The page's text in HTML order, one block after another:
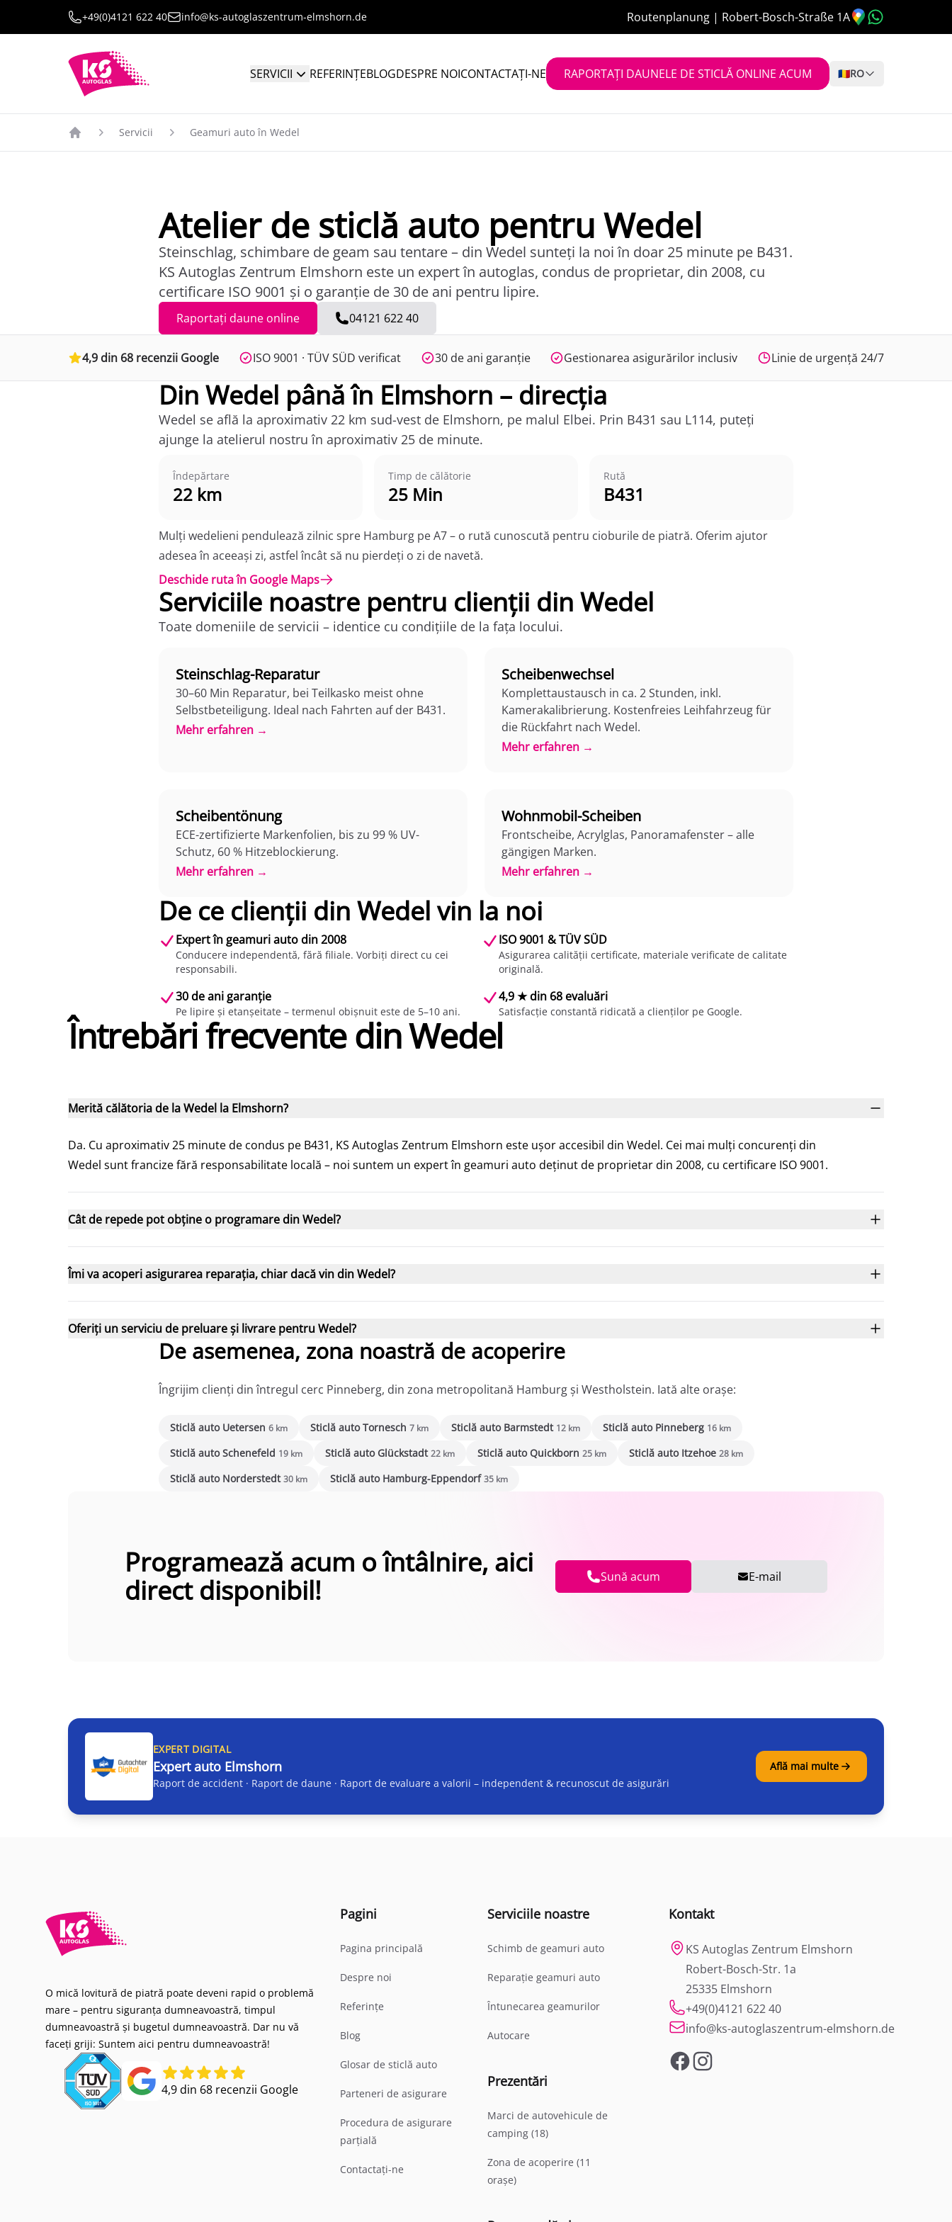
+49(0)4121 622 40 info@ks-autoglaszentrum-elmshorn.de Routenplanung | Robert-Bosch-Straße 1A
SERVICII REFERINȚEBLOGDESPRE NOICONTACTAȚI-NE RAPORTAȚI DAUNELE DE STICLĂ ONLINE ACUM 🇷🇴RO
Servicii Geamuri auto în Wedel
Atelier de sticlă auto pentru Wedel
Steinschlag, schimbare de geam sau tentare – din Wedel sunteți la noi în doar 25 minute pe B431.
KS Autoglas Zentrum Elmshorn este un expert în autoglas, condus de proprietar, din 2008, cu
certificare ISO 9001 și o garanție de 30 de ani pentru lipire.
Raportați daune online 04121 622 40
4,9 din 68 recenzii Google ISO 9001 · TÜV SÜD verificat 30 de ani garanție Gestionarea asigurărilor inclusiv Linie de urgență 24/7
Din Wedel până în Elmshorn – direcția
Wedel se află la aproximativ 22 km sud-vest de Elmshorn, pe malul Elbei. Prin B431 sau L114, puteți
ajunge la atelierul nostru în aproximativ 25 de minute.
Îndepărtare
22 km
Timp de călătorie
25 Min
Rută
B431
Mulți wedelieni pendulează zilnic spre Hamburg pe A7 – o rută cunoscută pentru cioburile de piatră. Oferim ajutor
adesea în aceeași zi, astfel încât să nu pierdeți o zi de navetă.
Deschide ruta în Google Maps
Serviciile noastre pentru clienții din Wedel
Toate domeniile de servicii – identice cu condițiile de la fața locului.
Steinschlag-Reparatur
30–60 Min Reparatur, bei Teilkasko meist ohne
Selbstbeteiligung. Ideal nach Fahrten auf der B431.
Mehr erfahren →
Scheibenwechsel
Komplettaustausch in ca. 2 Stunden, inkl.
Kamerakalibrierung. Kostenfreies Leihfahrzeug für
die Rückfahrt nach Wedel.
Mehr erfahren →
Scheibentönung
ECE-zertifizierte Markenfolien, bis zu 99 % UV-
Schutz, 60 % Hitzeblockierung.
Mehr erfahren →
Wohnmobil-Scheiben
Frontscheibe, Acrylglas, Panoramafenster – alle
gängigen Marken.
Mehr erfahren →
De ce clienții din Wedel vin la noi
Expert în geamuri auto din 2008
Conducere independentă, fără filiale. Vorbiți direct cu cei
responsabili.
ISO 9001 & TÜV SÜD
Asigurarea calității certificate, materiale verificate de calitate
originală.
30 de ani garanție
Pe lipire și etanșeitate – termenul obișnuit este de 5–10 ani.
4,9 ★ din 68 evaluări
Satisfacție constantă ridicată a clienților pe Google.
Întrebări frecvente din Wedel
Merită călătoria de la Wedel la Elmshorn?
Da. Cu aproximativ 25 minute de condus pe B431, KS Autoglas Zentrum Elmshorn este ușor accesibil din Wedel. Cei mai mulți concurenți din
Wedel sunt francize fără responsabilitate locală – noi suntem un expert în geamuri auto deținut de proprietar din 2008, cu certificare ISO 9001.
Cât de repede pot obține o programare din Wedel?
Îmi va acoperi asigurarea reparația, chiar dacă vin din Wedel?
Oferiți un serviciu de preluare și livrare pentru Wedel?
De asemenea, zona noastră de acoperire
Îngrijim clienți din întregul cerc Pinneberg, din zona metropolitană Hamburg și Westholstein. Iată alte orașe:
Sticlă auto Uetersen 6 km Sticlă auto Tornesch 7 km Sticlă auto Barmstedt 12 km Sticlă auto Pinneberg 16 km
Sticlă auto Schenefeld 19 km Sticlă auto Glückstadt22 km Sticlă auto Quickborn 25 km Sticlă auto Itzehoe 28 km
Sticlă auto Norderstedt30 km Sticlă auto Hamburg-Eppendorf35 km
Programează acum o întâlnire, aici
direct disponibil!
Sună acum E-mail
EXPERT DIGITAL
Expert auto Elmshorn
Raport de accident · Raport de daune · Raport de evaluare a valorii – independent & recunoscut de asigurări
Află mai multe
O mică lovitură de piatră poate deveni rapid o problemă
mare – pentru siguranța dumneavoastră, timpul
dumneavoastră și bugetul dumneavoastră. Dar nu vă
faceți griji: Suntem aici pentru dumneavoastră!
4,9 din 68 recenzii Google
Pagini
Pagina principală
Despre noi
Referințe
Blog
Glosar de sticlă auto
Parteneri de asigurare
Procedura de asigurare
parțială
Contactați-ne
Serviciile noastre
Schimb de geamuri auto
Reparație geamuri auto
Întunecarea geamurilor
Autocare
Prezentări
Marci de autovehicule de
camping (18)
Zona de acoperire (11
orașe)
Kontakt
KS Autoglas Zentrum Elmshorn
Robert-Bosch-Str. 1a
25335 Elmshorn
+49(0)4121 622 40
info@ks-autoglaszentrum-elmshorn.de
FacebookInstagram